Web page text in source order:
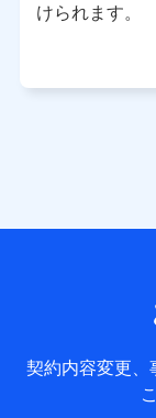
ーション利用時
当社又は株式会
送信履歴などの
約に関する情報
名、住所、生年
保険加入の目的
けられます。
契約内容変更、